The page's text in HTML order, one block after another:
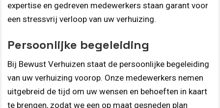
expertise en gedreven medewerkers staan garant voor
een stressvrij verloop van uw verhuizing.
Persoonlijke begeleiding
Bij Bewust Verhuizen staat de persoonlijke begeleiding
van uw verhuizing voorop. Onze medewerkers nemen
uitgebreid de tijd om uw wensen en behoeften in kaart
te brengen, zodat we een op maat gesneden plan